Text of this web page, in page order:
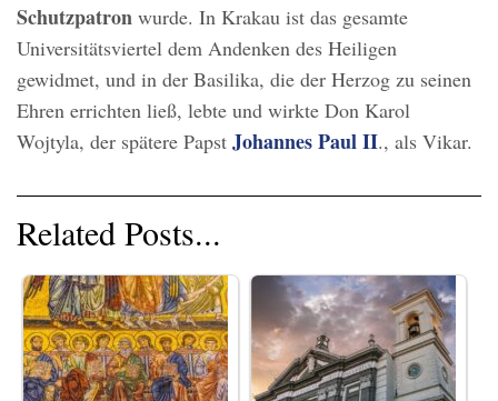
Schutzpatron wurde. In Krakau ist das gesamte
Universitätsviertel dem Andenken des Heiligen
gewidmet, und in der Basilika, die der Herzog zu seinen
Ehren errichten ließ, lebte und wirkte Don Karol
Wojtyla, der spätere Papst Johannes Paul II., als Vikar.
Related Posts...